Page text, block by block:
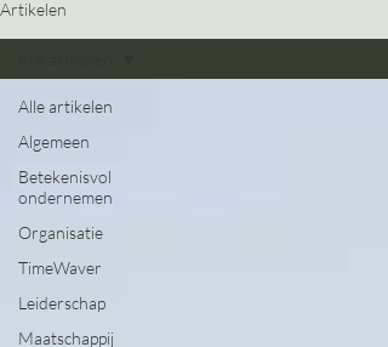
Artikelen
Alle artikelen
Algemeen
Betekenisvol
ondernemen
Organisatie
TimeWaver
Leiderschap
Maatschappij